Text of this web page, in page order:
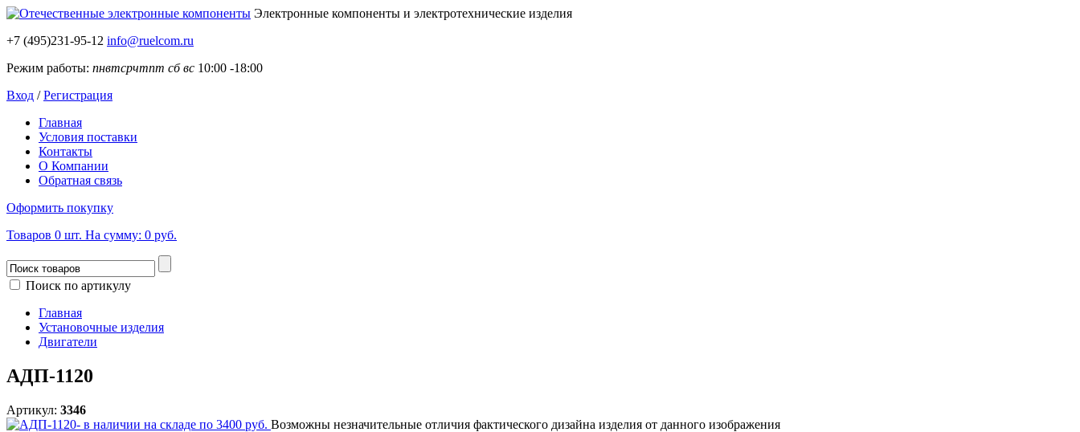
Электронные компоненты и электротехнические изделия
+7 (495)231-95-12 info@ruelcom.ru
Режим работы: пнвтсрчтпт сб вс 10:00 -18:00
Вход /Регистрация
Главная
Условия поставки
Контакты
О Компании
Обратная связь
Оформить покупку
Товаров 0 шт. На сумму: 0 руб.
Поиск по артикулу
Главная
Установочные изделия
Двигатели
АДП-1120
Артикул: 3346
Возможны незначительные отличия фактического дизайна изделия от данного изображения